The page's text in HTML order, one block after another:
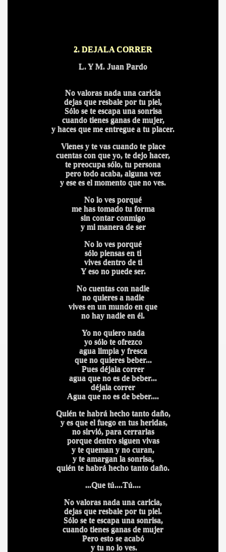
2. DEJALA CORRER
L. Y M. Juan Pardo
No valoras nada una caricia
dejas que resbale por tu piel,
Sólo se te escapa una sonrisa
cuando tienes ganas de mujer,
y haces que me entregue a tu placer.
Vienes y te vas cuando te place
cuentas con que yo, te dejo hacer,
te preocupa sólo, tu persona
pero todo acaba, alguna vez
y ese es el momento que no ves.
No lo ves porqué
me has tomado tu forma
sin contar conmigo
y mi manera de ser
No lo ves porqué
sólo piensas en ti
vives dentro de ti
Y eso no puede ser.
No cuentas con nadie
no quieres a nadie
vives en un mundo en que
no hay nadie en él.
Yo no quiero nada
yo sólo te ofrezco
agua limpia y fresca
que no quieres beber...
Pues déjala correr
agua que no es de beber...
déjala correr
Agua que no es de beber....
Quién te habrá hecho tanto daño,
y es que el fuego en tus heridas,
no sirvió, para cerrarlas
porque dentro siguen vivas
y te queman y no curan,
y te amargan la sonrisa,
quién te habrá hecho tanto daño.
...Que tú....Tú....
No valoras nada una caricia,
dejas que resbale por tu piel.
Sólo se te escapa una sonrisa,
cuando tienes ganas de mujer
Pero esto se acabó
y tu no lo ves.